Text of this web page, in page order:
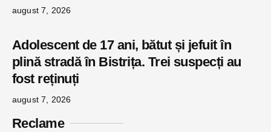
august 7, 2026
Adolescent de 17 ani, bătut și jefuit în
plină stradă în Bistrița. Trei suspecți au
fost reținuți
august 7, 2026
Reclame